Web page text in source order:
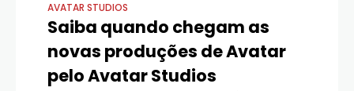
AVATAR STUDIOS
Saiba quando chegam as
novas produções de Avatar
pelo Avatar Studios